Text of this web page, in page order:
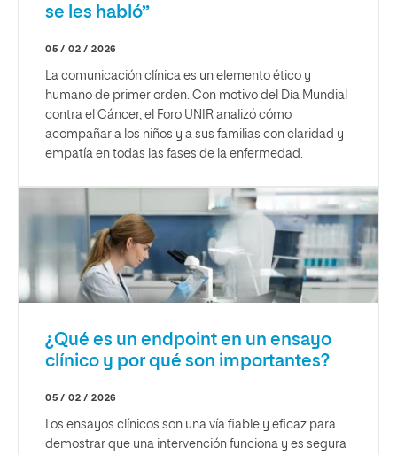
se les habló”
05 / 02 / 2026
La comunicación clínica es un elemento ético y
humano de primer orden. Con motivo del Día Mundial
contra el Cáncer, el Foro UNIR analizó cómo
acompañar a los niños y a sus familias con claridad y
empatía en todas las fases de la enfermedad.
¿Qué es un endpoint en un ensayo
clínico y por qué son importantes?
05 / 02 / 2026
Los ensayos clínicos son una vía fiable y eficaz para
demostrar que una intervención funciona y es segura